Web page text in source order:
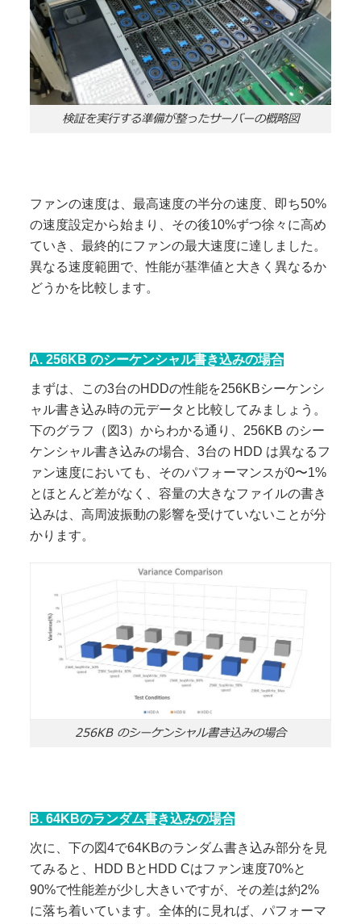
検証を実行する準備が整ったサーバーの概略図
ファンの速度は、最高速度の半分の速度、即ち50%
の速度設定から始まり、その後10%ずつ徐々に高め
ていき、最終的にファンの最大速度に達しました。
異なる速度範囲で、性能が基準値と大きく異なるか
どうかを比較します。
A. 256KB のシーケンシャル書き込みの場合
まずは、この3台のHDDの性能を256KBシーケンシ
ャル書き込み時の元データと比較してみましょう。
下のグラフ（図3）からわかる通り、256KB のシー
ケンシャル書き込みの場合、3台の HDD は異なるフ
ァン速度においても、そのパフォーマンスが0〜1%
とほとんど差がなく、容量の大きなファイルの書き
込みは、高周波振動の影響を受けていないことが分
かります。
256KB のシーケンシャル書き込みの場合
B.64KBのランダム書き込みの場合
次に、下の図4で64KBのランダム書き込み部分を見
てみると、HDD BとHDD Cはファン速度70%と
90%で性能差が少し大きいですが、その差は約2%
に落ち着いています。全体的に見れば、パフォーマ